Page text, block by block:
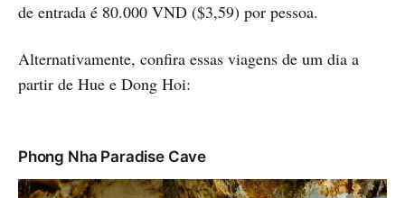
de entrada é 80.000 VND ($3,59) por pessoa.
Alternativamente, confira essas viagens de um dia a
partir de Hue e Dong Hoi:
Phong Nha Paradise Cave